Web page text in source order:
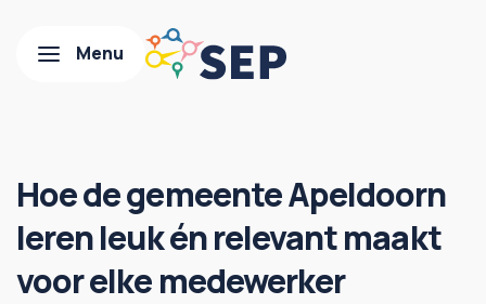
Hoe de gemeente Apeldoorn
leren leuk én relevant maakt
voor elke medewerker